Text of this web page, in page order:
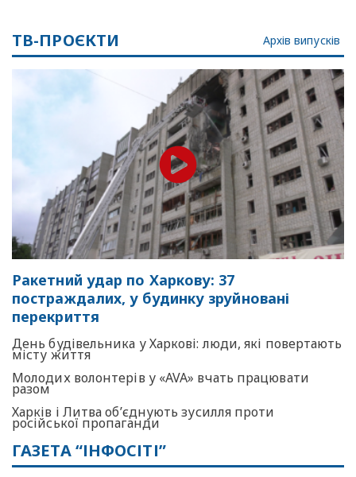
ТВ-ПРОЄКТИ Архів випусків
Ракетний удар по Харкову: 37
постраждалих, у будинку зруйновані
перекриття
День будівельника у Харкові: люди, які повертають
місту життя
Молодих волонтерів у «AVA» вчать працювати
разом
Харків і Литва об’єднують зусилля проти
російської пропаганди
ГАЗЕТА “ІНФОСІТІ”